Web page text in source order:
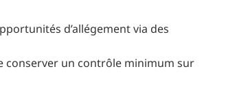
d’allégement via des
conserver un contrôle minimum sur